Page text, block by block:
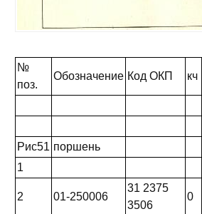
№
поз.
Обозначение Код ОКП кч
Рис51 поршень
1
2 01-250006
31 2375
3506
0